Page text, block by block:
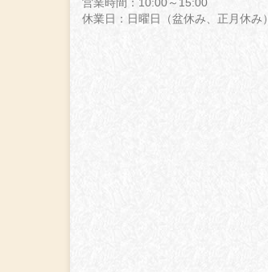
休業日：日曜日（盆休み、正月休み）